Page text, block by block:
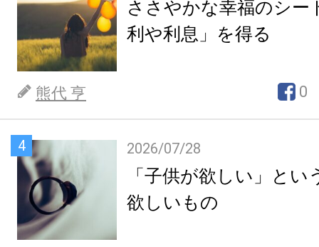
ささやかな幸福のシー
利や利息」を得る
熊代 亨 0
4 2026/07/28
「子供が欲しい」とい
欲しいもの